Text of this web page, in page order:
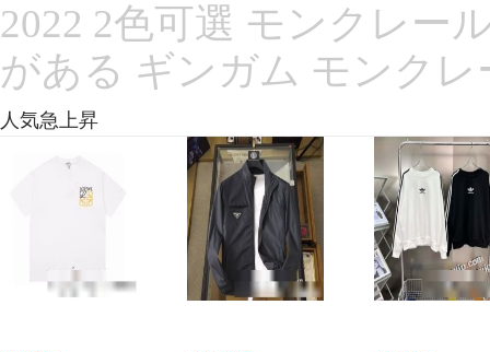
2022 2色可選 モンクレー
がある ギンガム モンク
人気急上昇